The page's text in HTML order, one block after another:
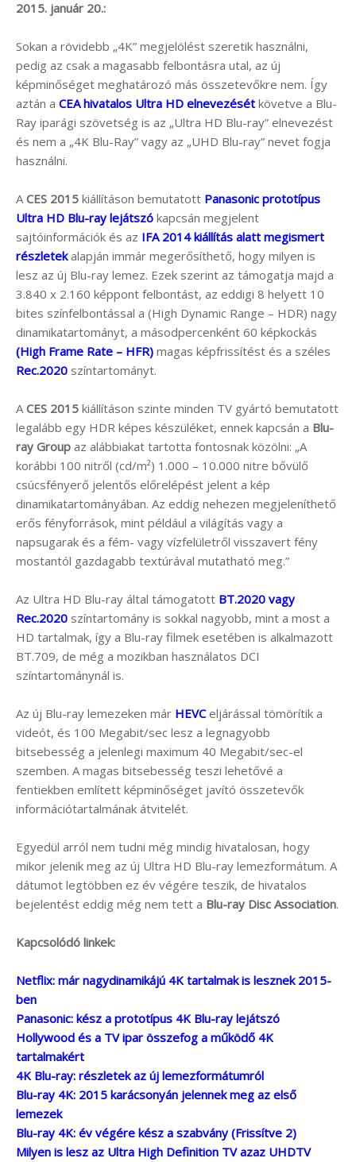
2015. január 20.:
Sokan a rövidebb „4K” megjelölést szeretik használni,
pedig az csak a magasabb felbontásra utal, az új
képminőséget meghatározó más összetevőkre nem. Így
aztán a CEA hivatalos Ultra HD elnevezését követve a Blu-
Ray iparági szövetség is az „Ultra HD Blu-ray” elnevezést
és nem a „4K Blu-Ray” vagy az „UHD Blu-ray” nevet fogja
használni.
ACES 2015 kiállításon bemutatott Panasonic prototípus
Ultra HD Blu-ray lejátszó kapcsán megjelent
sajtóinformációk és az IFA 2014 kiállítás alatt megismert
részletekalapján immár megerősíthető, hogy milyen is
lesz az új Blu-ray lemez. Ezek szerint az támogatja majd a
3.840 x 2.160 képpont felbontást, az eddigi 8 helyett 10
bites színfelbontással a (High Dynamic Range – HDR) nagy
dinamikatartományt, a másodpercenként 60 képkockás
(High Frame Rate – HFR) magas képfrissítést és a széles
Rec.2020 színtartományt.
ACES 2015 kiállításon szinte minden TV gyártó bemutatott
legalább egy HDR képes készüléket, ennek kapcsán a Blu-
ray Group az alábbiakat tartotta fontosnak közölni: „A
korábbi 100 nitről (cd/m²) 1.000 – 10.000 nitre bővülő
csúcsfényerő jelentős előrelépést jelent a kép
dinamikatartományában. Az eddig nehezen megjeleníthető
erős fényforrások, mint például a világítás vagy a
napsugarak és a fém- vagy vízfelületről visszavert fény
mostantól gazdagabb textúrával mutatható meg.”
Az Ultra HD Blu-ray által támogatott BT.2020 vagy
Rec.2020 színtartomány is sokkal nagyobb, mint a most a
HD tartalmak, így a Blu-ray filmek esetében is alkalmazott
BT.709, de még a mozikban használatos DCI
színtartománynál is.
Az új Blu-ray lemezeken már HEVCeljárással tömörítik a
videót, és 100 Megabit/sec lesz a legnagyobb
bitsebesség a jelenlegi maximum 40 Megabit/sec-el
szemben. A magas bitsebesség teszi lehetővé a
fentiekben említett képminőséget javító összetevők
információtartalmának átvitelét.
Egyedül arról nem tudni még mindig hivatalosan, hogy
mikor jelenik meg az új Ultra HD Blu-ray lemezformátum. A
dátumot legtöbben ez év végére teszik, de hivatalos
bejelentést eddig még nem tett a Blu-ray Disc Association.
Kapcsolódó linkek:
Netflix: már nagydinamikájú 4K tartalmak is lesznek 2015-
ben
Panasonic: kész a prototípus 4K Blu-ray lejátszó
Hollywood és a TV ipar összefog a működő 4K
tartalmakért
4K Blu-ray: részletek az új lemezformátumról
Blu-ray 4K: 2015 karácsonyán jelennek meg az első
lemezek
Blu-ray 4K: év végére kész a szabvány (Frissítve 2)
Milyen is lesz az Ultra High Definition TV azaz UHDTV